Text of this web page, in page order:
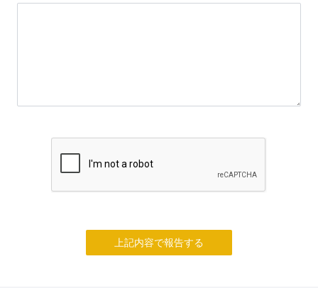
上記内容で報告する